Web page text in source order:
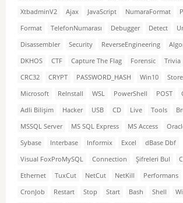
XtbadminV2
Ajax JavaScript NumaraFormat
Format
TelefonNumarası Debugger Detect
Disassembler
Security ReverseEngineering
DKHOS
CTF Capture The Flag Forensic Trivia
CRC32
CRYPT PASSWORD_HASH Win10 Store
Microsoft
ReInstall WSL PowerShell POST
Adli Bilişim
Hacker USB CD Live Tools
MSSQL Server
MS SQL Express MS Access
Sybase
Interbase Informix Excel
dBase Dbf
Visual FoxProMySQL
Connection Şifreleri Bul
Ethernet
TuxCut NetCut NetKill Performans
CronJob
Restart Stop Start Bash Shell